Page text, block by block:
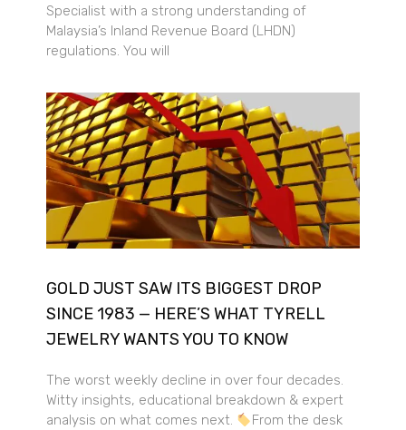
Specialist with a strong understanding of
Malaysia’s Inland Revenue Board (LHDN)
regulations. You will
GOLD JUST SAW ITS BIGGEST DROP
SINCE 1983 — HERE’S WHAT TYRELL
JEWELRY WANTS YOU TO KNOW
The worst weekly decline in over four decades.
Witty insights, educational breakdown & expert
analysis on what comes next.
From the desk